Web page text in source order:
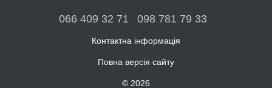
066 409 32 71 098 781 79 33
Контактна інформація
Повна версія сайту
© 2026